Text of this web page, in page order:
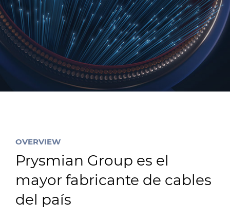
Sustainability
Media
Ethics & Integrity
Downloads Datasheets & Brochures
Consumidor
OVERVIEW
Prysmian Group es el
mayor fabricante de cables
del país